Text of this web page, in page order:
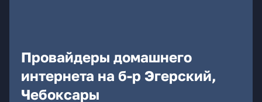
Провайдеры домашнего
интернета на б-р Эгерский,
Чебоксары